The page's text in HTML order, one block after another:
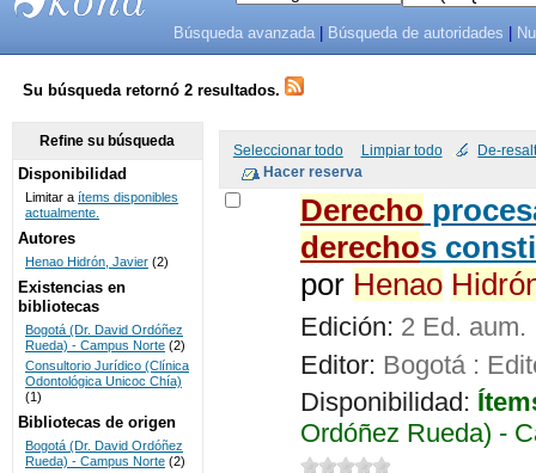
SISTEMAS
DE
BIBLIOTECAS
UNICOC
Búsqueda avanzada Búsqueda de autoridades
Su búsqueda retornó 2 resultados.
Seleccionar todo Limpiar todo De-
Derecho
derechos
por Henao
Edición: 2 Ed. aum.
Editor: Bogotá :
Disponibilidad:
Ordóñez Rueda) -
Refine su búsqueda
Disponibilidad
Limitar a ítems disponibles
actualmente.
Autores
Henao Hidrón, Javier (2)
Existencias en
bibliotecas
Bogotá (Dr. David Ordóñez
Rueda) - Campus Norte (2)
Consultorio Jurídico (Clínica
Odontológica Unicoc Chía)
(1)
Bibliotecas de origen
Bogotá (Dr. David Ordóñez
Rueda) - Campus Norte (2)